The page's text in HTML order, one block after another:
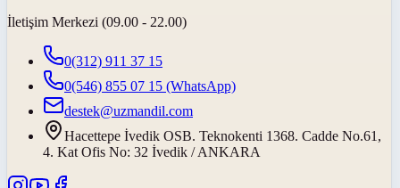
İletişim Merkezi (09.00 - 22.00)
0(312) 911 37 15
0(546) 855 07 15 (WhatsApp)
destek@uzmandil.com
Hacettepe İvedik OSB. Teknokenti 1368. Cadde No.61,
4. Kat Ofis No: 32 İvedik / ANKARA